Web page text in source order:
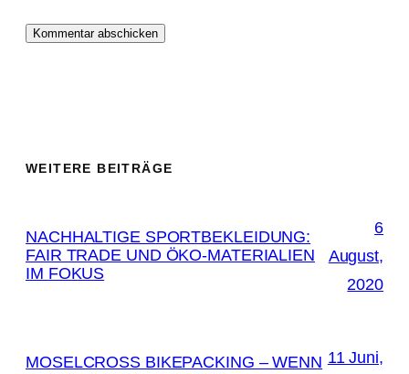
WEITERE BEITRÄGE
NACHHALTIGE SPORTBEKLEIDUNG:
FAIR TRADE UND ÖKO-MATERIALIEN
IM FOKUS
6
August,
2020
MOSELCROSS BIKEPACKING – WENN 11 Juni,